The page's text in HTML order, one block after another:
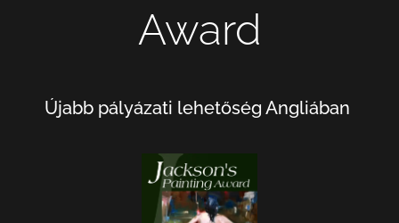
Award
Újabb pályázati lehetőség Angliában